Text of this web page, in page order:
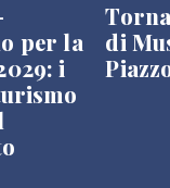
per la
i
di